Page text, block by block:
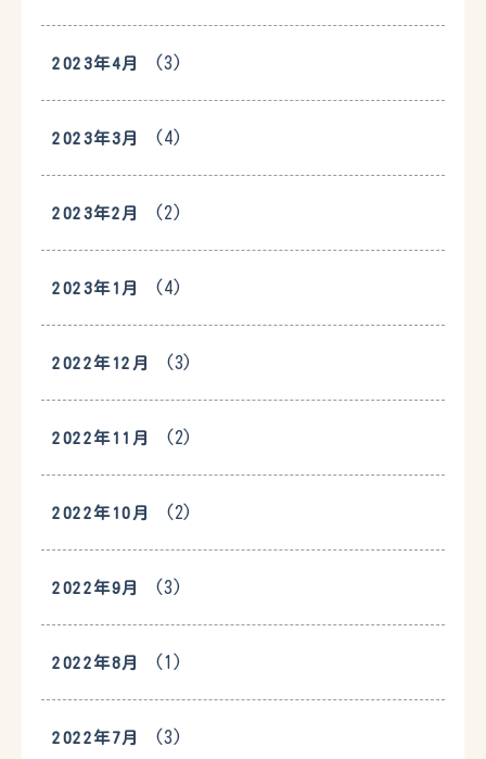
2023年4月 (3)
2023年3月 (4)
2023年2月 (2)
2023年1月 (4)
2022年12月 (3)
2022年11月 (2)
2022年10月 (2)
2022年9月 (3)
2022年8月 (1)
2022年7月 (3)